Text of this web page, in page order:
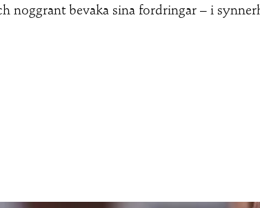
noggrant bevaka sina fordringar – i